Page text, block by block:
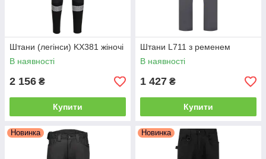
Штани (легінси) KX381 жіночі
В наявності
2 156 ₴
Купити
Штани L711 з ременем
В наявності
1 427 ₴
Купити
Новинка Новинка